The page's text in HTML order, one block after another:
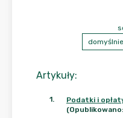
Artykuły:
1.
Podatki i